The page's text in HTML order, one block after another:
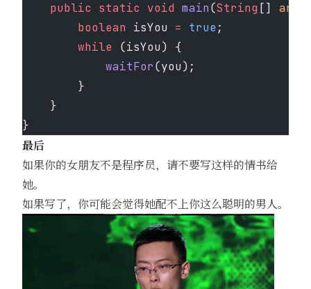
    public
static void main(String [] args
        boolean
isYou = true;
        while
(isYou) {
            waitFor
(you);
        }
    }
}
最后
如果你的女朋友不是程序员，请不要写这样的情书给
她。
如果写了，你可能会觉得她配不上你这么聪明的男人。